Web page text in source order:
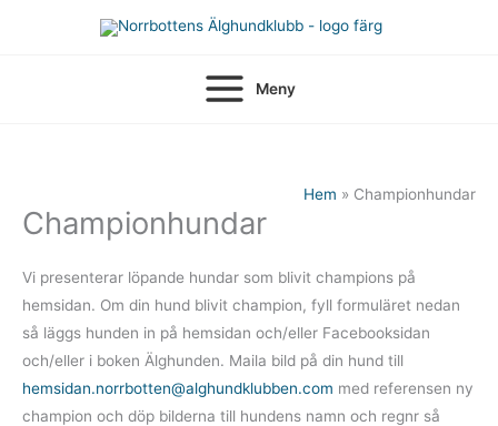
Meny
Hem Championhundar
Championhundar
Vi presenterar löpande hundar som blivit champions på
hemsidan. Om din hund blivit champion, fyll formuläret nedan
så läggs hunden in på hemsidan och/eller Facebooksidan
och/eller i boken Älghunden. Maila bild på din hund till
hemsidan.norrbotten@alghundklubben.com med referensen ny
champion och döp bilderna till hundens namn och regnr så